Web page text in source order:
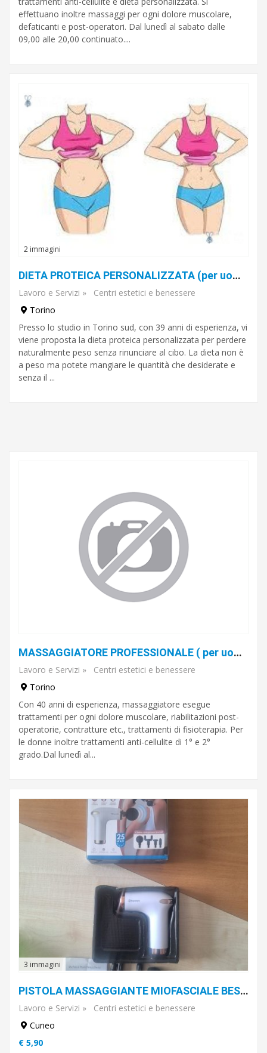
effettuano inoltre massaggi per ogni dolore muscolare,
defaticanti e post-operatori. Dal lunedì al sabato dalle
09,00 alle 20,00 continuato....
2 immagini
DIETA PROTEICA PERSONALIZZATA (per uomo e donna)
Lavoro e Servizi »
Centri estetici e benessere
Torino
Presso lo studio in Torino sud, con 39 anni di esperienza, vi
viene proposta la dieta proteica personalizzata per perdere
naturalmente peso senza rinunciare al cibo. La dieta non è
a peso ma potete mangiare le quantità che desiderate e
senza il ...
MASSAGGIATORE PROFESSIONALE ( per uomo e donna )
Lavoro e Servizi »
Centri estetici e benessere
Torino
Con 40 anni di esperienza, massaggiatore esegue
trattamenti per ogni dolore muscolare, riabilitazioni post-
operatorie, contratture etc., trattamenti di fisioterapia. Per
le donne inoltre trattamenti anti-cellulite di 1° e 2°
grado.Dal lunedì al...
3 immagini
PISTOLA MASSAGGIANTE MIOFASCIALE BESTEK BK91751
Lavoro e Servizi »
Centri estetici e benessere
Cuneo
€ 5,90